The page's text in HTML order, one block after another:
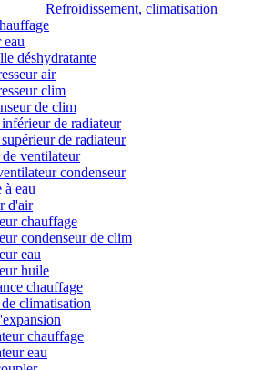
Refroidissement, climatisation
déshydratante
air
clim
de clim
de radiateur
de radiateur
ventilateur
condenseur
à eau
d'air
chauffage
condenseur de clim
eau
huile
chauffage
climatisation
chauffage
eau